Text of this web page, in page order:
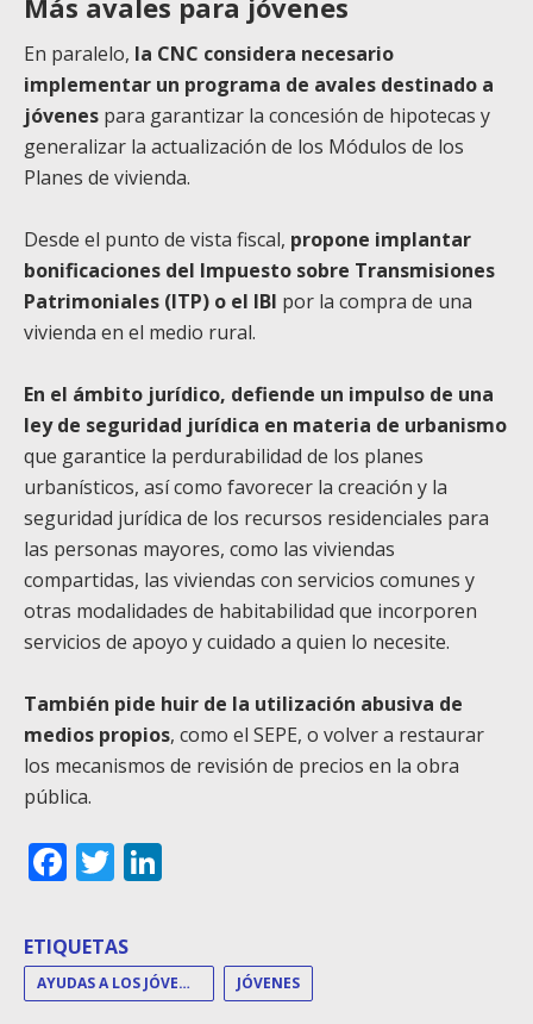
En paralelo, la CNC considera necesario
implementar un programa de avales destinado a
jóvenes para garantizar la concesión de hipotecas y
generalizar la actualización de los Módulos de los
Planes de vivienda.
Desde el punto de vista fiscal, propone implantar
bonificaciones del Impuesto sobre Transmisiones
Patrimoniales (ITP) o el IBI por la compra de una
vivienda en el medio rural.
En el ámbito jurídico, defiende un impulso de una
ley de seguridad jurídica en materia de urbanismo
que garantice la perdurabilidad de los planes
urbanísticos, así como favorecer la creación y la
seguridad jurídica de los recursos residenciales para
las personas mayores, como las viviendas
compartidas, las viviendas con servicios comunes y
otras modalidades de habitabilidad que incorporen
servicios de apoyo y cuidado a quien lo necesite.
También pide huir de la utilización abusiva de
medios propios, como el SEPE, o volver a restaurar
los mecanismos de revisión de precios en la obra
pública.
Facebook
Twitter
ETIQUETAS
AYUDAS A LOS JÓVENES JÓVENES